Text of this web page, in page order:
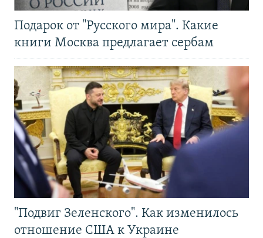
Подарок от "Русского мира". Какие
книги Москва предлагает сербам
"Подвиг Зеленского". Как изменилось
отношение США к Украине